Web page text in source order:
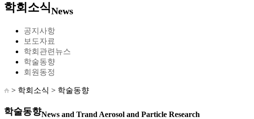
학회소식News
공지사항
보도자료
학회관련뉴스
학술동향
회원동정
> 학회소식 > 학술동향
학술동향News and Trand Aerosol and Particle Research